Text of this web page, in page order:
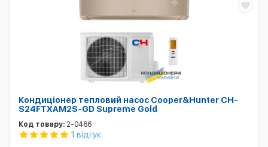
Кондиціонер тепловий насос Cooper&Hunter CH-
S24FTXAM2S-GD Supreme Gold
Код товару: 2-0466
1 відгук